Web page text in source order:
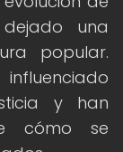
una
popular.
y han
cómo se